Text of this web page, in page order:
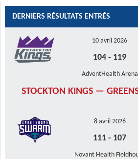
DERNIERS RÉSULTATS ENTRÉS
10 avril 2026
104 - 119
AdventHealth Arena
STOCKTON KINGS —
8 avril 2026
111 - 107
Novant Health